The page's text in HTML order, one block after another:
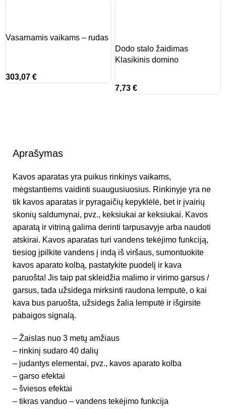
Vasarnamis vaikams – rudas
303,07€
Dodo stalo žaidimas
Klasikinis domino
7,73 €
Aprašymas
Kavos aparatas yra puikus rinkinys vaikams,
mėgstantiems vaidinti suaugusiuosius. Rinkinyje yra ne
tik kavos aparatas ir pyragaičių kepyklėlė, bet ir įvairių
skonių saldumynai, pvz., keksiukai ar keksiukai. Kavos
aparatą ir vitriną galima derinti tarpusavyje arba naudoti
atskirai. Kavos aparatas turi vandens tekėjimo funkciją,
tiesiog įpilkite vandens į indą iš viršaus, sumontuokite
kavos aparato kolbą, pastatykite puodelį ir kava
paruošta! Jis taip pat skleidžia malimo ir virimo garsus /
garsus, tada užsidega mirksinti raudona lemputė, o kai
kava bus paruošta, užsidegs žalia lemputė ir išgirsite
pabaigos signalą.
– Žaislas nuo 3 metų amžiaus
– rinkinį sudaro 40 dalių
– judantys elementai, pvz., kavos aparato kolba
– garso efektai
– šviesos efektai
– tikras vanduo – vandens tekėjimo funkcija